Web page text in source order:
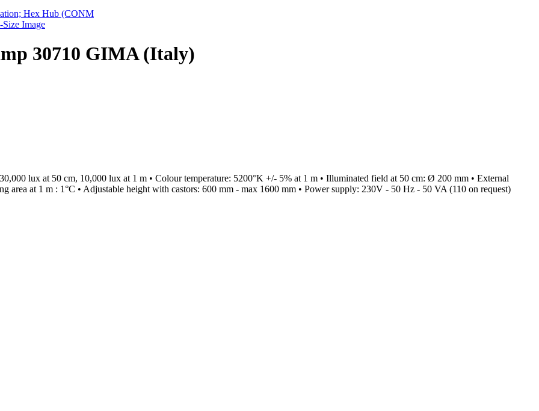
Hex Hub (CONM
Image
30710 GIMA (Italy)
lux at 50 cm, 10,000 lux at 1 m • Colour temperature: 5200°K +/- 5% at 1 m • Illuminated field at 50 cm: Ø 200 mm • External
area at 1 m : 1°C • Adjustable height with castors: 600 mm - max 1600 mm • Power supply: 230V - 50 Hz - 50 VA (110 on request)